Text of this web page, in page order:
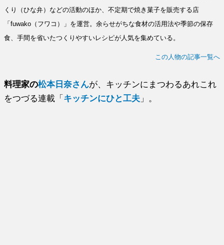
くり（ひな弁）などの活動のほか、不定期で焼き菓子を販売する店
「fuwako（フワコ）」を運営。余らせがちな食材の活用法や季節の保存
食、手間を省いたつくりやすいレシピが人気を集めている。
この人物の記事一覧へ
料理家の松本日奈さんが、キッチンにまつわるあれこれ
をつづる連載「 キッチンにひと工夫 」。